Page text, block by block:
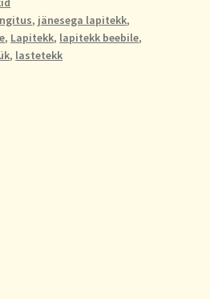
, jänesega lapitekk,
, Lapitekk, lapitekk beebile,
, lastetekk